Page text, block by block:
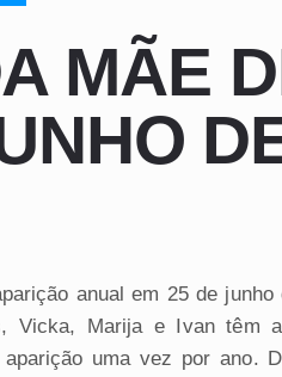
MÃE
anual em 25 de junho
Vicka, Marija e Ivan têm
uma vez por ano.